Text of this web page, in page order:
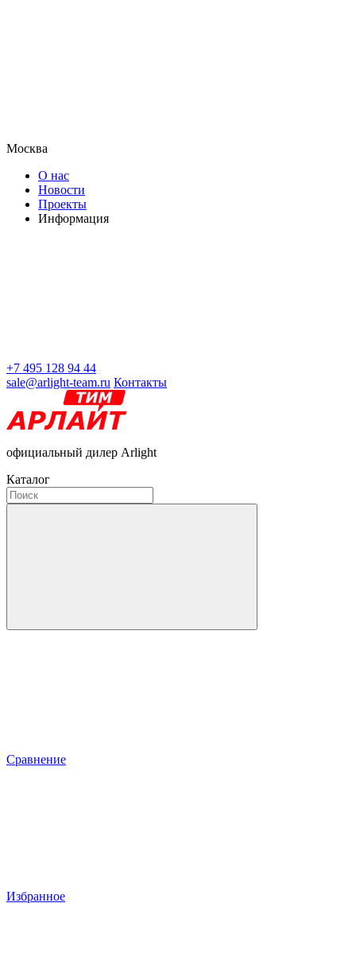
Москва
О нас
Новости
Проекты
Информация
+7 495 128 94 44
sale@arlight-team.ru Контакты
официальный дилер Arlight
Каталог
Сравнение
Избранное